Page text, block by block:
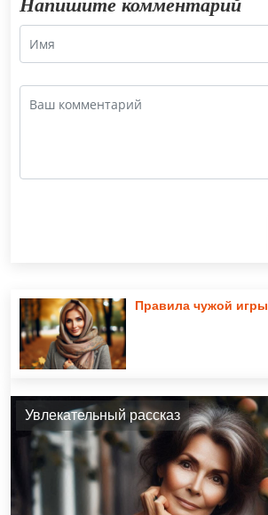
Напишите комментарий
Правила чужой игры
Увлекательный рассказ